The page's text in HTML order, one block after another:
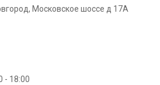
Московское шоссе д 17А
- 18:00